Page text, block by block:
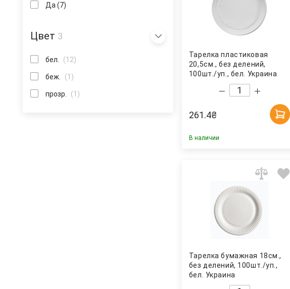
Да (7)
Цвет 3
бел. (12)
беж. (1)
прозр. (1)
Тарелка пластиковая
20,5см., без делений,
100шт./уп., бел. Украина
261.4₴
В наличии
Тарелка бумажная 18см.,
без делений, 100шт./уп.,
бел. Украина